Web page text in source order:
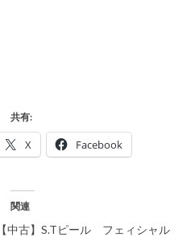
共有:
X Facebook
関連
【中古】S.Tピール フェィシャル